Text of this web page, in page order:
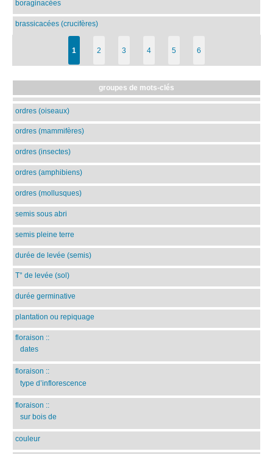
boraginacées
brassicacées (crucifères)
1 2 3 4 5 6
groupes de mots-clés
ordres (oiseaux)
ordres (mammifères)
ordres (insectes)
ordres (amphibiens)
ordres (mollusques)
semis sous abri
semis pleine terre
durée de levée (semis)
T° de levée (sol)
durée germinative
plantation ou repiquage
floraison ::
dates
floraison ::
type d’inflorescence
floraison ::
sur bois de
couleur